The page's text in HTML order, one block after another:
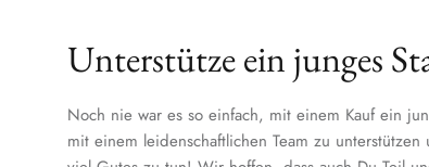
Unterstütze ein junges
Noch nie war es so einfach, mit einem Kauf ein
mit einem leidenschaftlichen Team zu